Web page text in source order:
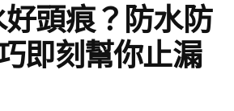
頭痕？防水防
即刻幫你止漏